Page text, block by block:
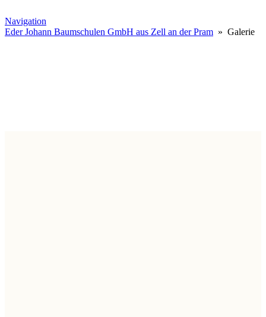
Navigation
Eder Johann Baumschulen GmbH aus Zell an der Pram » Galerie